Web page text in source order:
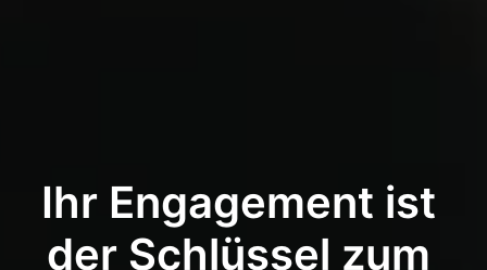
Ihr Engagement ist
der Schlüssel zum